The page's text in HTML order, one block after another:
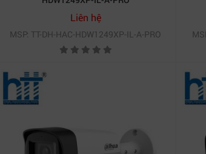
bao quát không gian rộng
là khả năng quay quét ngang 345°
ghi nhớ các vị trí quan sát quan
ngoài trời
DAHUA DH-SD2A300NB-GNY-A-PV
nguồn 12VDC hoặc PoE giúp
camera 3MP
Liên hệ
MSP: TT-DH-HAC-HDW1249XP-IL-A-PRO